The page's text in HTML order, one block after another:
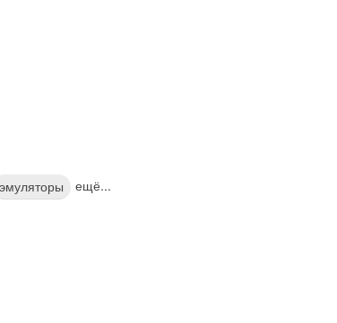
эмуляторы ещё...